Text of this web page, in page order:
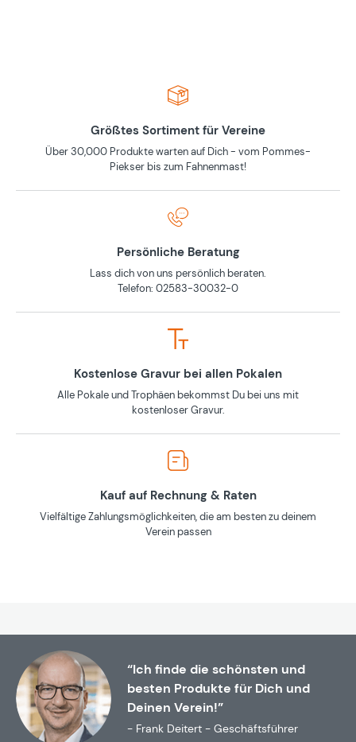
Größtes Sortiment für Vereine
Über 30,000 Produkte warten auf Dich - vom Pommes-
Piekser bis zum Fahnenmast!
Persönliche Beratung
Lass dich von uns persönlich beraten.
Telefon: 02583-30032-0
Kostenlose Gravur bei allen Pokalen
Alle Pokale und Trophäen bekommst Du bei uns mit
kostenloser Gravur.
Kauf auf Rechnung & Raten
Vielfältige Zahlungsmöglichkeiten, die am besten zu deinem
Verein passen
“Ich finde die schönsten und
besten Produkte für Dich und
Deinen Verein!”
- Frank Deitert - Geschäftsführer